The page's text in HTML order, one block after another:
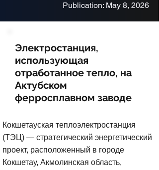
Publication: May 8, 2026
Электростанция,
использующая
отработанное тепло, на
Актубском
ферросплавном заводе
Кокшетауская теплоэлектростанция
(ТЭЦ) — стратегический энергетический
проект, расположенный в городе
Кокшетау, Акмолинская область,